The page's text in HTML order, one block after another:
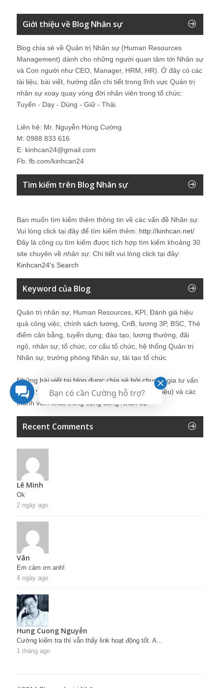
Giới thiệu về Blog Nhân sự
Blog chia sẻ về Quản trị Nhân sự (Human Resources
Management) dành cho những người quan tâm tới Nhân sự
và Con người như CEO, Manager, HRM, HR). Ở đây có các
tài liệu, bài viết, hướng dẫn chi tiết trong lĩnh vực Quản trị
nhân sự xoay quay vòng đời nhân viên trong tổ chức:
Tuyển - Dạy - Dùng - Giữ - Thải.
Liên hệ: Mr. Nguyễn Hùng Cường
M: 0988 833 616
E: kinhcan24@gmail.com
Fb: fb.com/kinhcan24
Tìm kiếm trên Blog Nhân sự
Bạn muốn tìm kiếm thêm thông tin về các vấn đề Nhân sự.
Vui lòng click tại đây để tìm kiếm thêm: http://kinhcan.net/
Đây là công cụ tìm kiếm được tích hợp tìm kiếm khoảng 30
site chuyên về nhân sự. Chi tiết vui lòng click tại đây:
Kinhcan24′s Search
Keyword của Blog
Quản trị nhân sự, Human Resources, KPI, Đánh giá hiệu
quả công việc, chính sách lương, CnB, lương 3P, BSC, Thẻ
điểm cân bằng, tuyển dụng, đào tạo, lương thưởng, đãi
ngộ, nhân sự, tổ chức, cơ cấu tổ chức, hệ thống Quản trị
Nhân sự, trưởng phòng Nhân sự, tái tạo tổ chức
Những bài viết tại blog được chia sẻ bởi chuyên gia tư vấn
Quản trị Nhân sự Nguyễn Hùng Cường (giới thiệu) và các
thành viên khác trong cộng đồng Nhân sự.
Recent Comments
Lê Minh
Ok
2 ngày ago
Vân
Em cảm ơn anh!
4 ngày ago
Hung Cuong Nguyễn
Cường kiểm tra thì vẫn thấy link hoạt động tốt. A...
1 tháng ago
Bạn có cần Cường hỗ trợ?